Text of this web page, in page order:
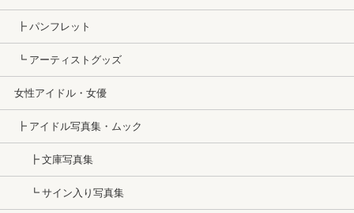
┣ パンフレット
┗ アーティストグッズ
女性アイドル・女優
┣ アイドル写真集・ムック
┣ 文庫写真集
┗ サイン入り写真集